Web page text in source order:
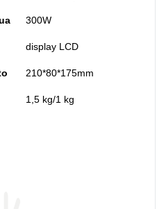
300W
display LCD
210*80*175mm
1,5 kg/1 kg